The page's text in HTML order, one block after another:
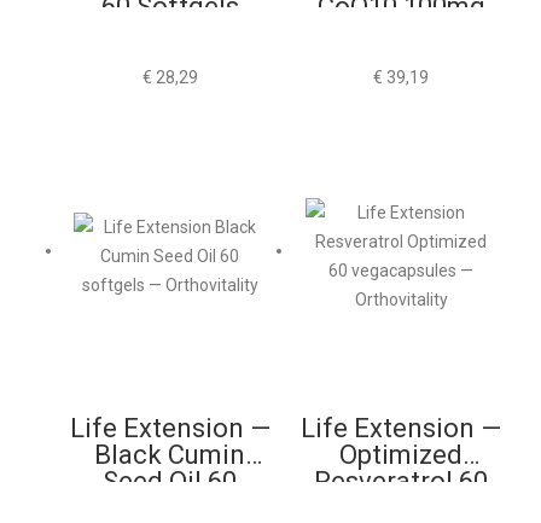
60 Softgels
€ 28,29
CoQ10 100mg
€ 39,19
Life Extension —
Black Cumin
Seed Oil 60
Life Extension —
Optimized
Resveratrol 60